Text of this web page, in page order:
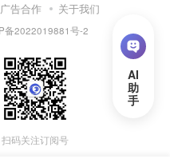
广告合作 关于我们
备2022019881号-2
扫码关注订阅号